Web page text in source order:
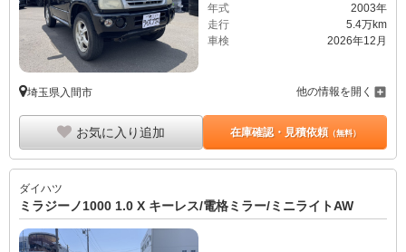
年式
2003年
走行
5.4万km
車検
2026年12月
埼玉県入間市 他の情報を開く
お気に入り追加 在庫確認・見積依頼（無料）
ダイハツ
ミラジーノ1000 1.0 X キーレス/電格ミラー/ミニライトAW